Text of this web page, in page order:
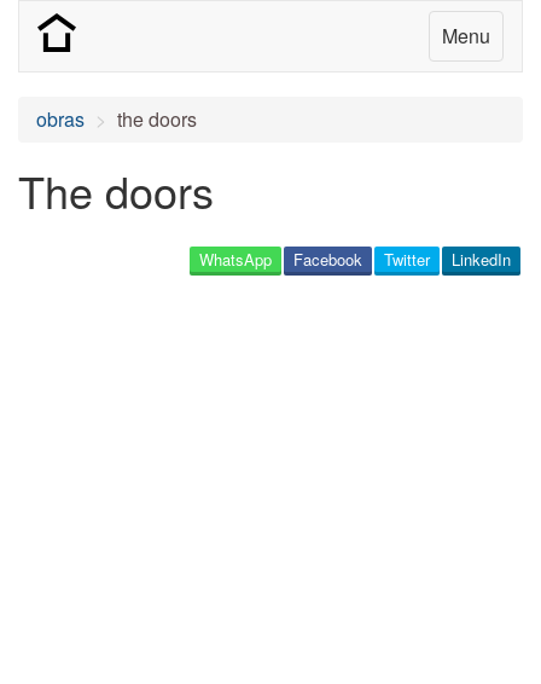
Menu
obras the doors
The doors
LinkedIn
Twitter
Facebook
WhatsApp